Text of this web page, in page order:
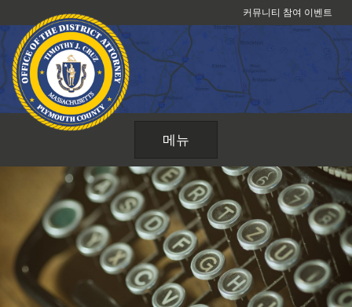
텐
츠
건
커뮤니티 참여 이벤트
메뉴